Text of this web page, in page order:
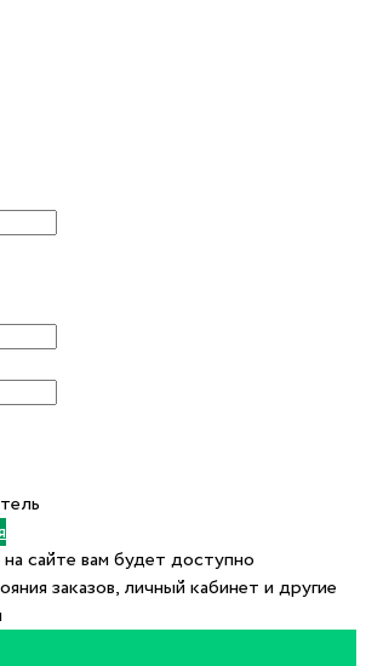
сайте вам будет доступно
заказов, личный кабинет и другие